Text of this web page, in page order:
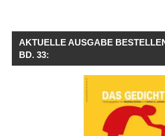
AKTUELLE AUSGABE
BD. 33: